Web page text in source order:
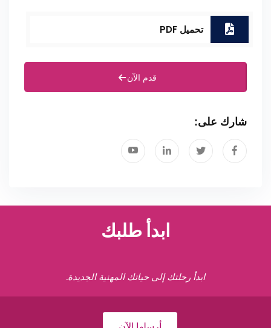
تحميل PDF
قدم الآن
شارك على:
ابدأ طلبك
ابدأ رحلتك إلى حياتك المهنية الجديدة.